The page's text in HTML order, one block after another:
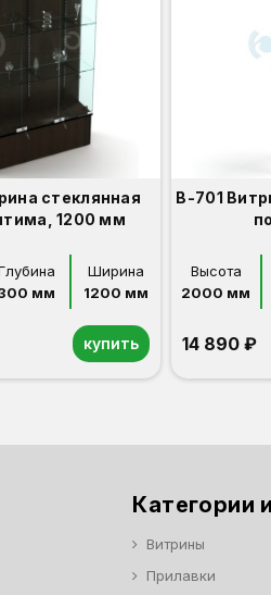
стеклянная
1200 мм
мм
Ширина
1200 мм
купить
В-701
Высота
2000 мм
14 890 ₽
Категории
Витрины
Прилавки